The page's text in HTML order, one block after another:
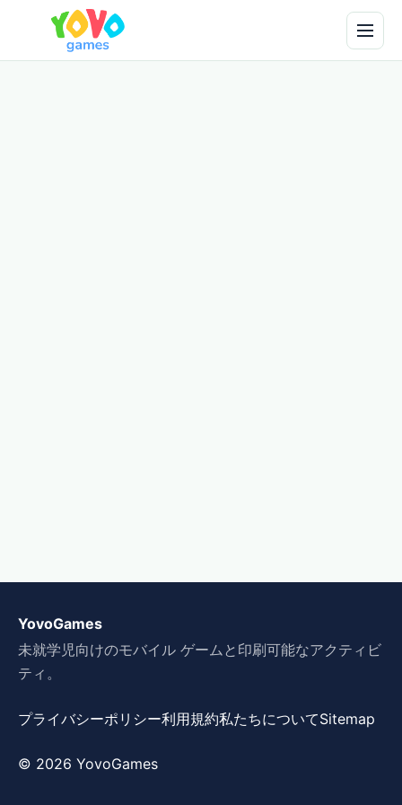
YovoGames
未就学児向けのモバイル ゲームと印刷可能なアクティビ
ティ。
プライバシーポリシー利用規約私たちについてSitemap
© 2026 YovoGames